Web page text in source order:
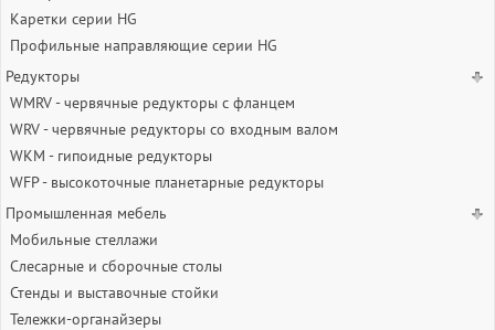
Каретки серии HG
Профильные направляющие серии HG
Редукторы
WMRV - червячные редукторы с фланцем
WRV - червячные редукторы со входным валом
WKM - гипоидные редукторы
WFP - высокоточные планетарные редукторы
Промышленная мебель
Мобильные стеллажи
Слесарные и сборочные столы
Стенды и выставочные стойки
Тележки-органайзеры